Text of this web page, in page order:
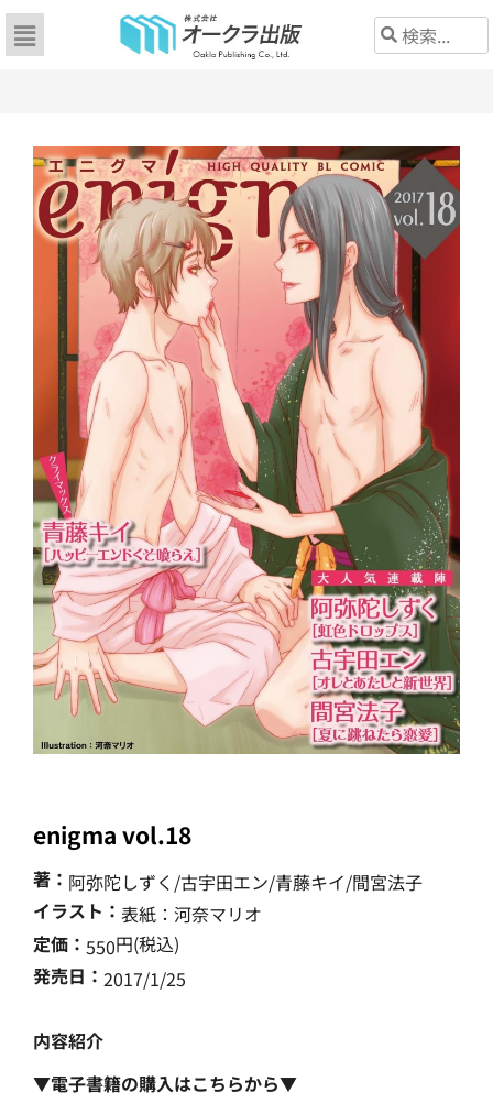
enigma vol.18
著： 阿弥陀しずく/古宇田エン/青藤キイ/間宮法子
イラスト： 表紙：河奈マリオ
定価： 550円(税込)
発売日： 2017/1/25
内容紹介
▼電子書籍の購入はこちらから▼